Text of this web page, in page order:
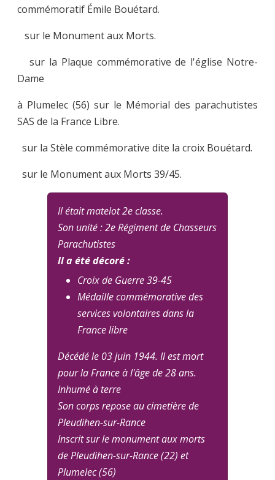
commémoratif Émile Bouétard.
sur le Monument aux Morts.
sur la Plaque commémorative de l'église Notre-
Dame
à Plumelec (56) sur le Mémorial des parachutistes
SAS de la France Libre.
sur la Stèle commémorative dite la croix Bouétard.
sur le Monument aux Morts 39/45.
Il était matelot 2e classe.
Son unité : 2e Régiment de Chasseurs
Parachutistes
Il a été décoré :
Croix de Guerre 39-45
Médaille commémorative des
services volontaires dans la
France libre
Décédé le 03 juin 1944. Il est mort
pour la France à l'âge de 28 ans.
Inhumé à terre
Son corps repose au cimetière de
Pleudihen-sur-Rance
Inscrit sur le monument aux morts
de Pleudihen-sur-Rance (22) et
Plumelec (56)